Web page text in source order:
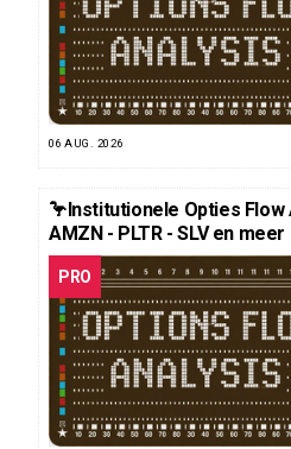
06 AUG. 2026
🦩Institutionele Opties Flow
AMZN - PLTR - SLV en meer
PRO